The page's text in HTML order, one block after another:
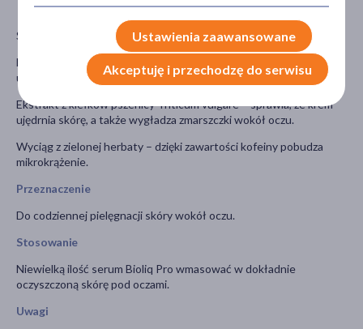
wygląda młodziej.
Składniki aktywne:
Niskocząsteczkowy kwas hialuronowy – działa silnie nawilżająco i
uelastyczniająco.
Ekstrakt z kiełków pszenicy Triticum vulgare – sprawia, że krem
ujędrnia skórę, a także wygładza zmarszczki wokół oczu.
Wyciąg z zielonej herbaty – dzięki zawartości kofeiny pobudza
mikrokrążenie.
Przeznaczenie
Do codziennej pielęgnacji skóry wokół oczu.
Stosowanie
Niewielką ilość serum Bioliq Pro wmasować w dokładnie
oczyszczoną skórę pod oczami.
Uwagi
Ustawienia zaawansowane
Akceptuję i przechodzę do serwisu